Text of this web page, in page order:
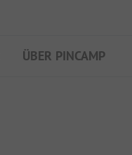
ÜBER PINCAMP